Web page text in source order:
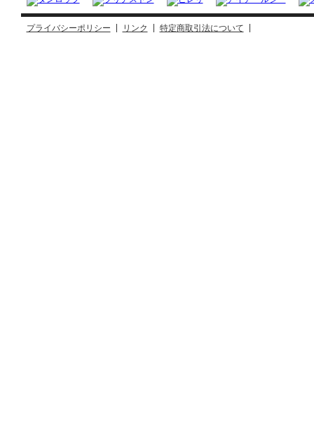
プライバシーポリシー リンク 特定商取引法について